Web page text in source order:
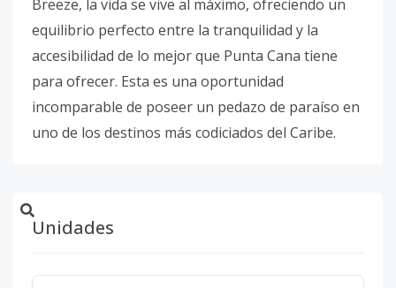
Breeze, la vida se vive al máximo, ofreciendo un
equilibrio perfecto entre la tranquilidad y la
accesibilidad de lo mejor que Punta Cana tiene
para ofrecer. Esta es una oportunidad
incomparable de poseer un pedazo de paraíso en
uno de los destinos más codiciados del Caribe.
Unidades